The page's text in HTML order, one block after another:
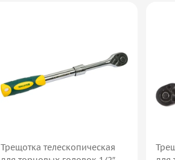
Трещотка телескопическая